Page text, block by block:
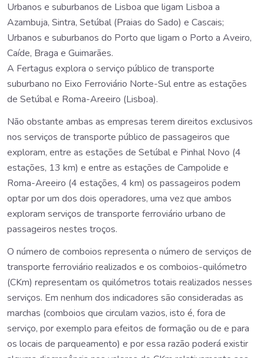
Urbanos e suburbanos de Lisboa que ligam Lisboa a
Azambuja, Sintra, Setúbal (Praias do Sado) e Cascais;
Urbanos e suburbanos do Porto que ligam o Porto a Aveiro,
Caíde, Braga e Guimarães.
A Fertagus explora o serviço público de transporte
suburbano no Eixo Ferroviário Norte-Sul entre as estações
de Setúbal e Roma-Areeiro (Lisboa).
Não obstante ambas as empresas terem direitos exclusivos
nos serviços de transporte público de passageiros que
exploram, entre as estações de Setúbal e Pinhal Novo (4
estações, 13 km) e entre as estações de Campolide e
Roma-Areeiro (4 estações, 4 km) os passageiros podem
optar por um dos dois operadores, uma vez que ambos
exploram serviços de transporte ferroviário urbano de
passageiros nestes troços.
O número de comboios representa o número de serviços de
transporte ferroviário realizados e os comboios-quilómetro
(CKm) representam os quilómetros totais realizados nesses
serviços. Em nenhum dos indicadores são consideradas as
marchas (comboios que circulam vazios, isto é, fora de
serviço, por exemplo para efeitos de formação ou de e para
os locais de parqueamento) e por essa razão poderá existir